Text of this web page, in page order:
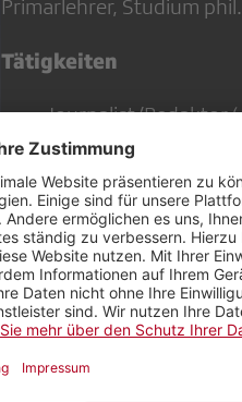
Primarlehrer, Studium
Tätigkeiten
Journalist/Redaktor
Zeitung)
Redaktor SR DRS
Leiter
Produzent SBB
bis 2016 Leiter
Verkehrspersonals
Freier Journalist,